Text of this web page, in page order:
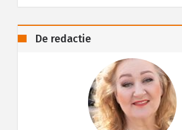
De redactie